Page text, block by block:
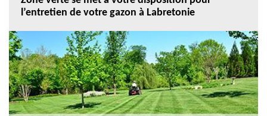
l’entretien de votre gazon à Labretonie